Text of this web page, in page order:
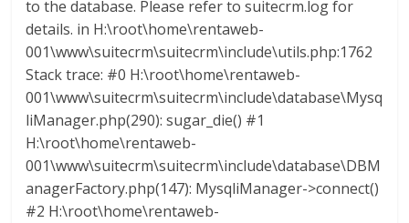
to the database. Please refer to suitecrm.log for
details. in H:\root\home\rentaweb-
001\www\suitecrm\suitecrm\include\utils.php:1762
Stack trace: #0 H:\root\home\rentaweb-
001\www\suitecrm\suitecrm\include\database\Mysq
liManager.php(290): sugar_die() #1
H:\root\home\rentaweb-
001\www\suitecrm\suitecrm\include\database\DBM
anagerFactory.php(147): MysqliManager->connect()
#2 H:\root\home\rentaweb-